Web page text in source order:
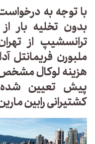
با توجه به
بدون تخلیه بار
ترانسشیپ از
ملبورن فریمانتل
هزینه لوکال مشخص
پیش تعیین
کشتیرانی رابین